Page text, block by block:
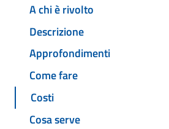
A chi è rivolto
Descrizione
Approfondimenti
Come fare
Costi
Cosa serve